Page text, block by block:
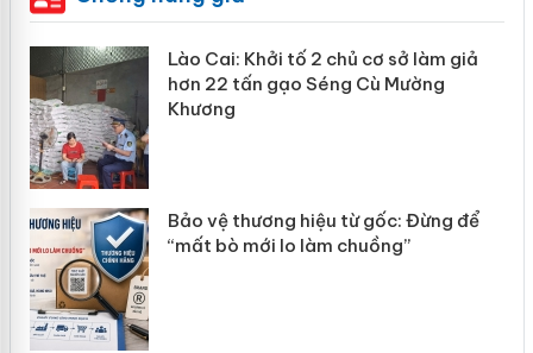
Lào Cai: Khởi tố 2 chủ cơ sở làm giả
hơn 22 tấn gạo Séng Cù Mường
Khương
Bảo vệ thương hiệu từ gốc: Đừng để
“mất bò mới lo làm chuồng”